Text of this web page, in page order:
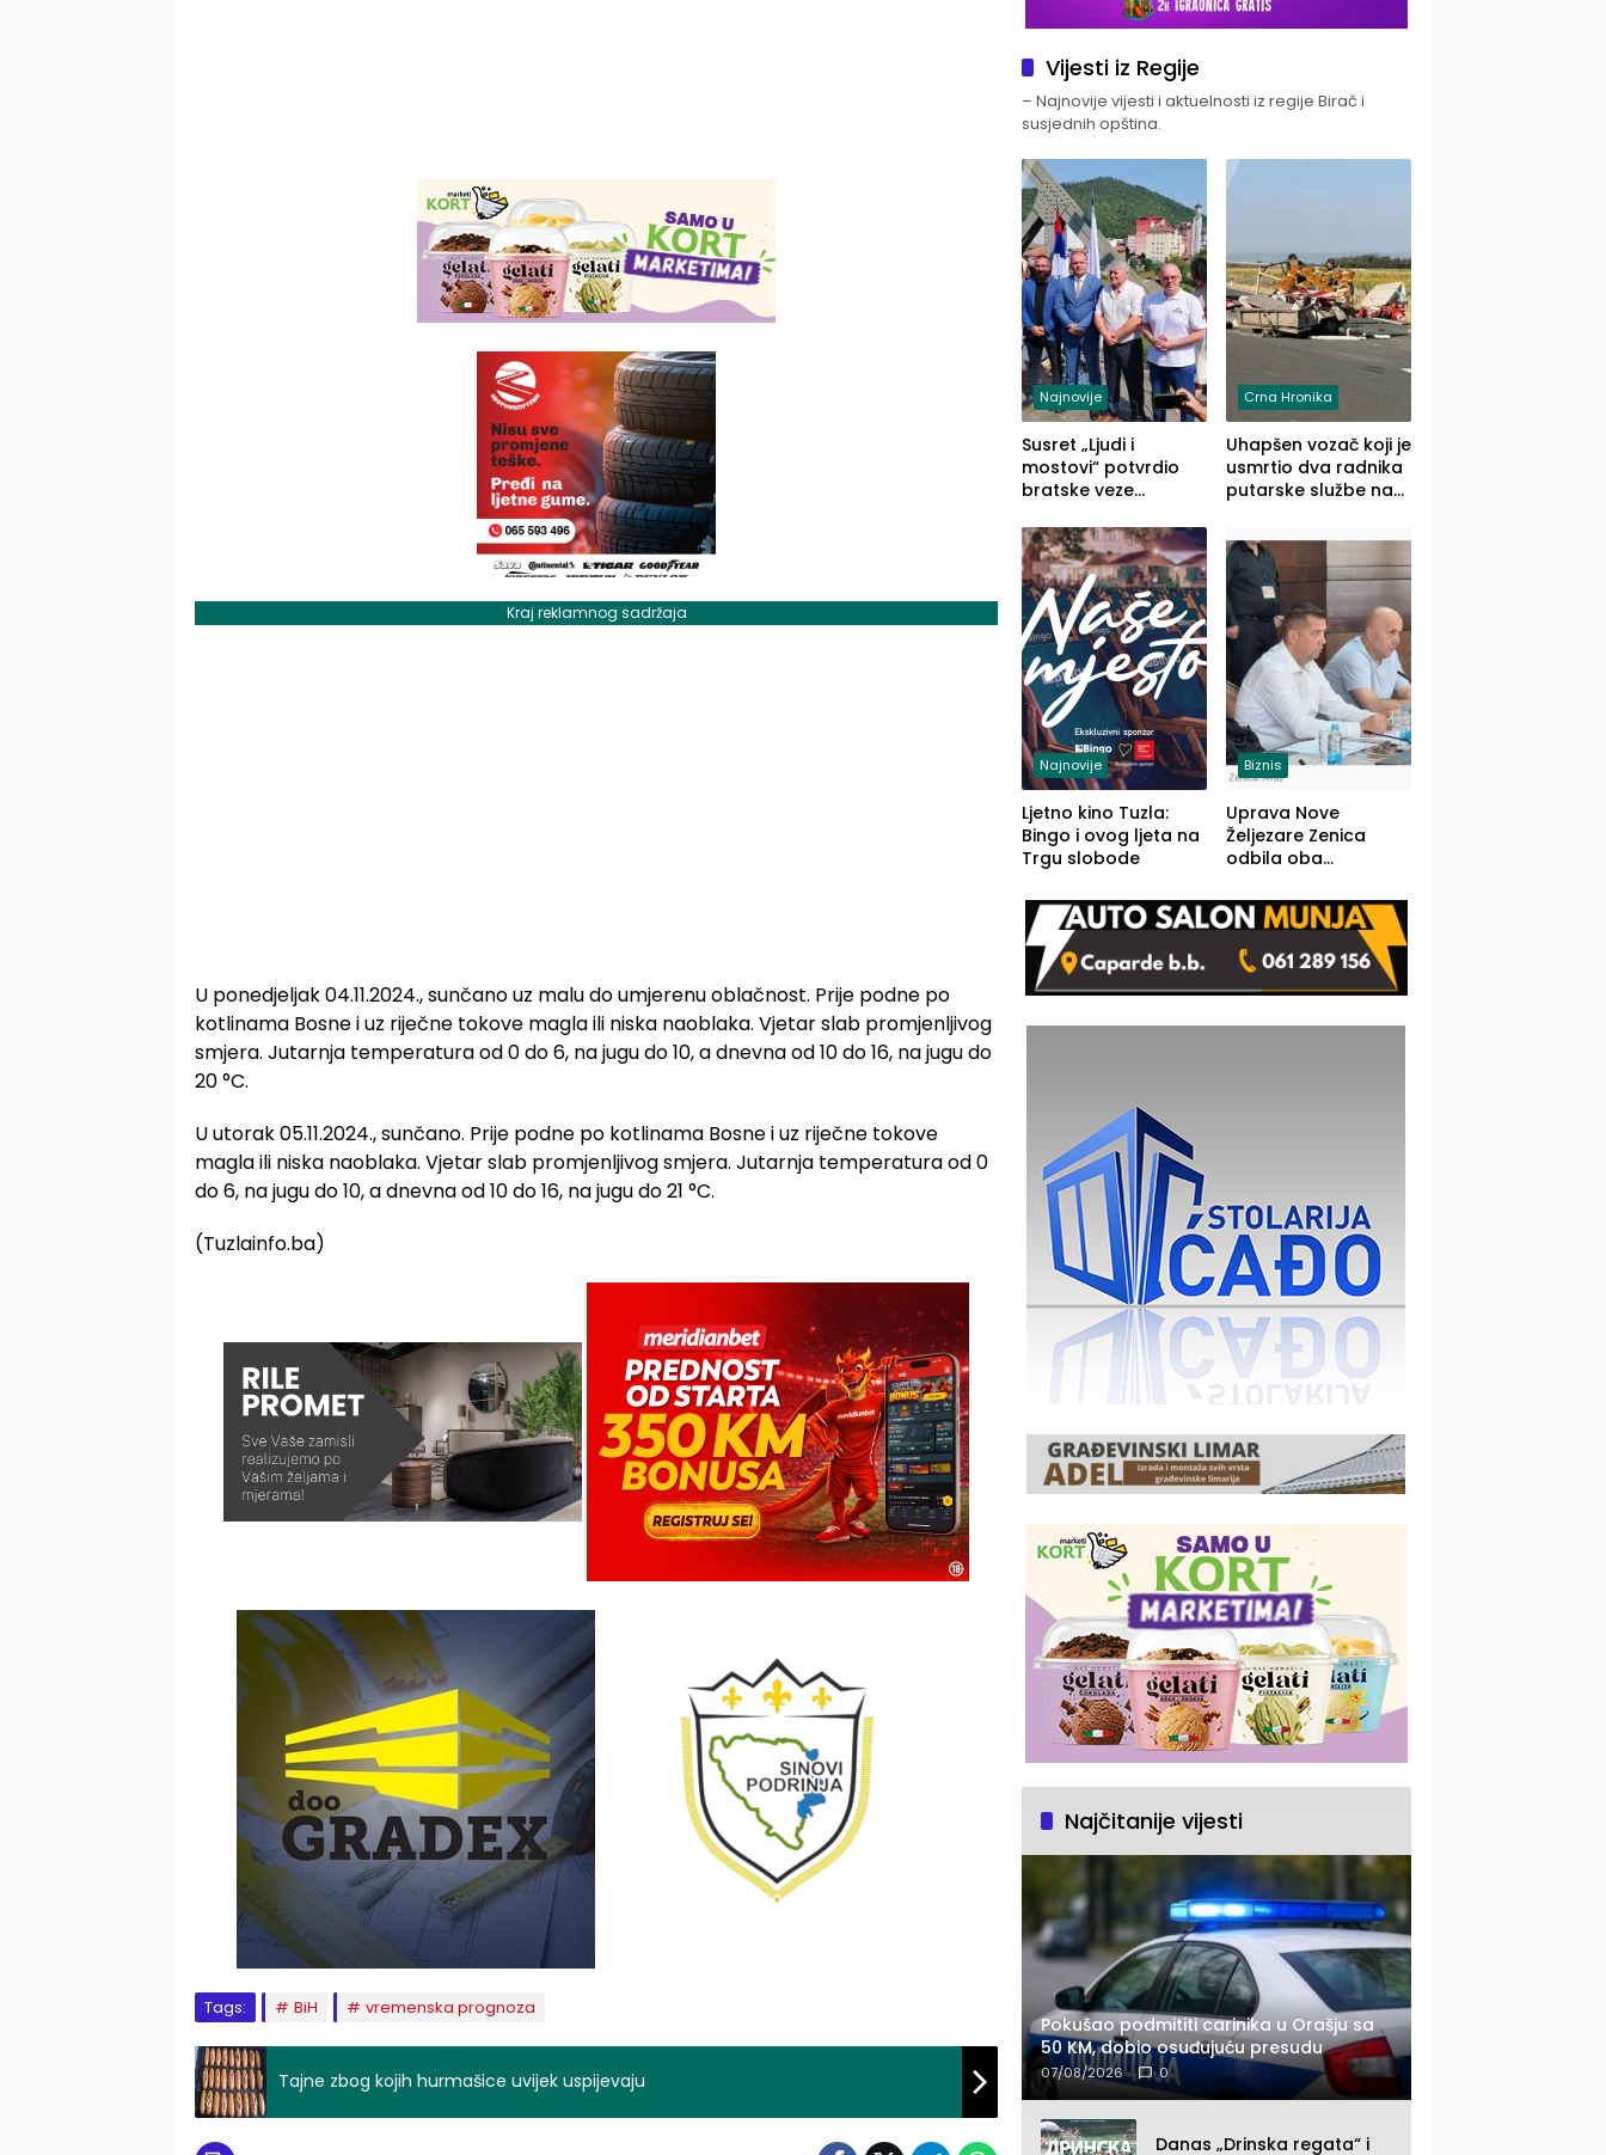
Kraj reklamnog sadržaja
U ponedjeljak 04.11.2024., sunčano uz malu do umjerenu oblačnost. Prije podne po
kotlinama Bosne i uz riječne tokove magla ili niska naoblaka. Vjetar slab promjenljivog
smjera. Jutarnja temperatura od 0 do 6, na jugu do 10, a dnevna od 10 do 16, na jugu do
20 °C.
U utorak 05.11.2024., sunčano. Prije podne po kotlinama Bosne i uz riječne tokove
magla ili niska naoblaka. Vjetar slab promjenljivog smjera. Jutarnja temperatura od 0
do 6, na jugu do 10, a dnevna od 10 do 16, na jugu do 21 °C.
(Tuzlainfo.ba)
Tags: BiH vremenska prognoza
Tajne zbog kojih hurmašice uvijek uspijevaju
Vijesti iz Regije
– Najnovije vijesti i aktuelnosti iz regije Birač i
susjednih opština.
Najnovije
Susret „Ljudi i
mostovi“ potvrdio
bratske veze
Zvornika
Crna Hronika
Uhapšen vozač koji je
usmrtio dva radnika
putarske službe na
prema Šapcu
(FOTO)
Najnovije
Ljetno kino Tuzla:
Bingo i ovog ljeta na
Trgu slobode
Biznis
Uprava Nove
Željezare Zenica
odbila oba
FBiH: Ustrajni da je
stečaj jedino rješenje
Najčitanije vijesti
Pokušao podmititi carinika u Orašju sa
50 KM, dobio osuđujuću presudu
07/08/2026 0
Danas „Drinska regata“ i